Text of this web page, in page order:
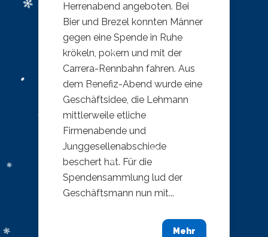
Herrenabend angeboten. Bei
Bier und Brezel konnten Männer
gegen eine Spende in Ruhe
krökeln, pokern und mit der
Carrera-Rennbahn fahren. Aus
dem Benefiz-Abend wurde eine
Geschäftsidee, die Lehmann
mittlerweile etliche
Firmenabende und
Junggesellenabschiede
beschert hat. Für die
Spendensammlung lud der
Geschäftsmann nun mit...
Mehr